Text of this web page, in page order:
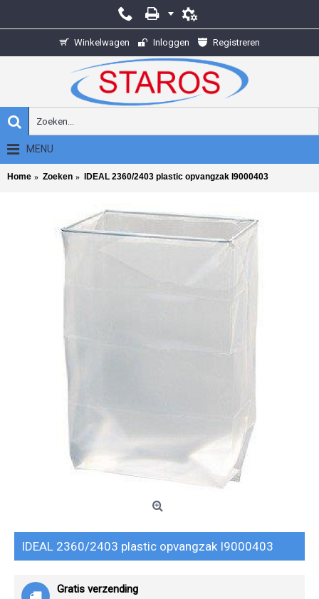
Winkelwagen Inloggen Registreren
MENU
Home Zoeken IDEAL 2360/2403 plastic opvangzak I9000403
IDEAL 2360/2403 plastic opvangzak I9000403
Gratis verzending